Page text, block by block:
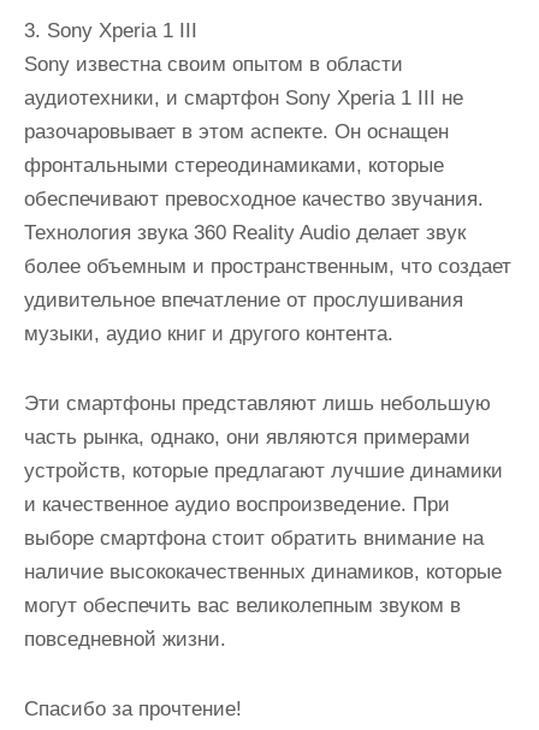
3. Sony Xperia 1 III
Sony известна своим опытом в области
аудиотехники, и смартфон Sony Xperia 1 III не
разочаровывает в этом аспекте. Он оснащен
фронтальными стереодинамиками, которые
обеспечивают превосходное качество звучания.
Технология звука 360 Reality Audio делает звук
более объемным и пространственным, что создает
удивительное впечатление от прослушивания
музыки, аудио книг и другого контента.
Эти смартфоны представляют лишь небольшую
часть рынка, однако, они являются примерами
устройств, которые предлагают лучшие динамики
и качественное аудио воспроизведение. При
выборе смартфона стоит обратить внимание на
наличие высококачественных динамиков, которые
могут обеспечить вас великолепным звуком в
повседневной жизни.
Спасибо за прочтение!